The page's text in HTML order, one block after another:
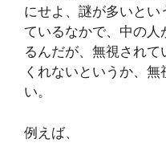
にせよ、謎が多いとい
ているなかで、中の
るんだが、無視され
くれないというか、
い。
例えば、